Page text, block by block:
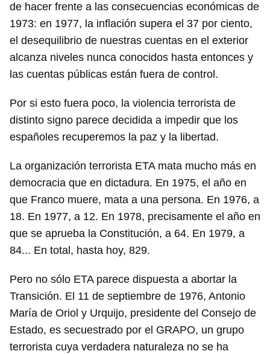
de hacer frente a las consecuencias económicas de
1973: en 1977, la inflación supera el 37 por ciento,
el desequilibrio de nuestras cuentas en el exterior
alcanza niveles nunca conocidos hasta entonces y
las cuentas públicas están fuera de control.
Por si esto fuera poco, la violencia terrorista de
distinto signo parece decidida a impedir que los
españoles recuperemos la paz y la libertad.
La organización terrorista ETA mata mucho más en
democracia que en dictadura. En 1975, el año en
que Franco muere, mata a una persona. En 1976, a
18. En 1977, a 12. En 1978, precisamente el año en
que se aprueba la Constitución, a 64. En 1979, a
84... En total, hasta hoy, 829.
Pero no sólo ETA parece dispuesta a abortar la
Transición. El 11 de septiembre de 1976, Antonio
María de Oriol y Urquijo, presidente del Consejo de
Estado, es secuestrado por el GRAPO, un grupo
terrorista cuya verdadera naturaleza no se ha